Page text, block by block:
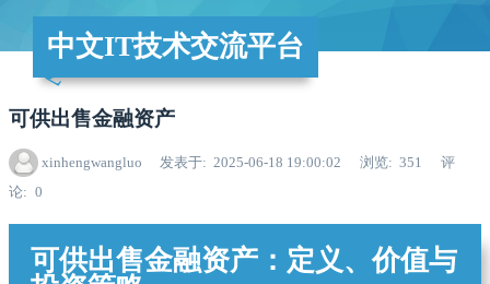
中文IT技术交流平台
可供出售金融资产
xinhengwangluo 发表于 2025-06-18 19:00:02 浏览 351
评
论
0
可供出售金融资产：定义、价值与